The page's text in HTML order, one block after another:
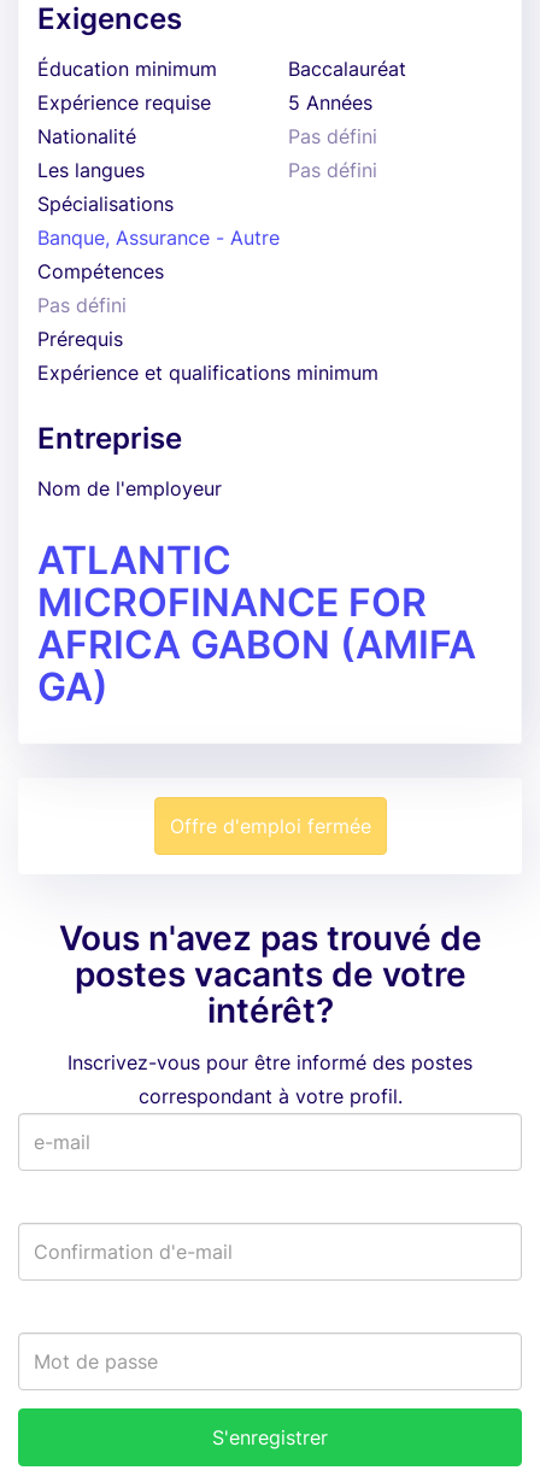
Exigences
Éducation minimum
Baccalauréat
Expérience requise
5 Années
Nationalité
Pas défini
Les langues
Pas défini
Spécialisations
Banque, Assurance - Autre
Compétences
Pas défini
Prérequis
Expérience et qualifications minimum
Entreprise
Nom de l'employeur
ATLANTIC
MICROFINANCE FOR
AFRICA GABON (AMIFA
GA)
Offre d'emploi fermée
Vous n'avez pas trouvé de
postes vacants de votre
intérêt?
Inscrivez-vous pour être informé des postes
correspondant à votre profil.